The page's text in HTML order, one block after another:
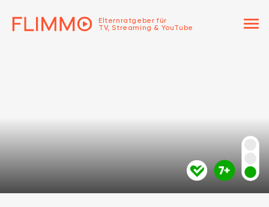
Elternratgeber für
TV, Streaming & YouTube
menu